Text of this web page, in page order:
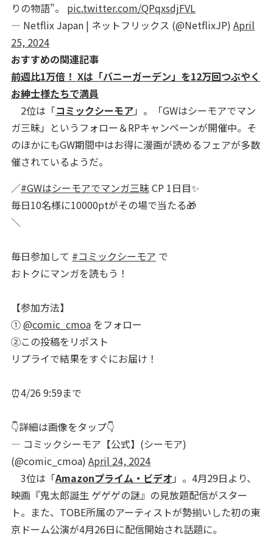
りの物語"。 pic.twitter.com/QPqxsdjFVL
— Netflix Japan | ネットフリックス (@NetflixJP) April
25, 2024
おすすめの関連記事
前週比1万倍！ Xは「バニーガーデン」を12万回つぶやく
お紳士様たちで満員
2位は「コミックシーモア」。「GWはシーモアでマン
ガ三昧」というフォロー＆RPキャンペーンが開催中。そ
のほかにもGW期間中はお得に漫画が読めるフェアが多数
催されているようだ。
／#GWはシーモアでマンガ三昧CP 1日目✨
毎日10名様に10000ptがその場で当たる🎁
＼
毎日参加して #コミックシーモア で
おトクにマンガを読もう！
【参加方法】
①@comic_cmoaをフォロー
②この投稿をリポスト
リプライで結果をすぐにお届け！
⏰4/26 9:59まで
👇詳細は画像をタップ👇
— コミックシーモア【公式】(シーモア)
(@comic_cmoa) April 24, 2024
3位は「Amazonプライム・ビデオ 」。4月29日より、
映画『鬼太郎誕生 ゲゲゲの謎』の見放題配信がスター
ト。また、TOBE所属のアーティストが勢揃いした初の東
京ドーム公演が4月26日に配信開始され話題に。